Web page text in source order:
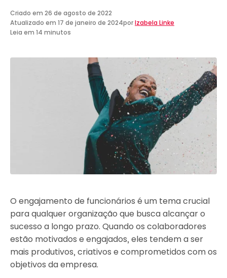
Criado em 26 de agosto de 2022
Atualizado em 17 de janeiro de 2024porIzabela Linke
Leia em 14 minutos
O engajamento de funcionários é um tema crucial
para qualquer organização que busca alcançar o
sucesso a longo prazo. Quando os colaboradores
estão motivados e engajados, eles tendem a ser
mais produtivos, criativos e comprometidos com os
objetivos da empresa.